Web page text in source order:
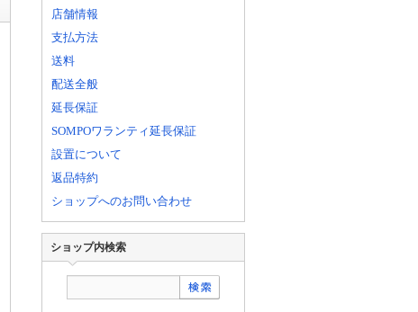
店舗情報
支払方法
送料
配送全般
延長保証
SOMPOワランティ延長保証
設置について
返品特約
ショップへのお問い合わせ
ショップ内検索